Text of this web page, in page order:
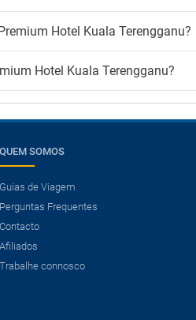
Hotel Kuala Terengganu?
Hotel Kuala Terengganu?
QUEM SOMOS
Guias de Viagem
Perguntas Frequentes
Contacto
Afiliados
Trabalhe connosco